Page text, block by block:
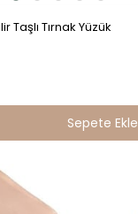
Taşlı Tırnak Yüzük
Sepete Ekle